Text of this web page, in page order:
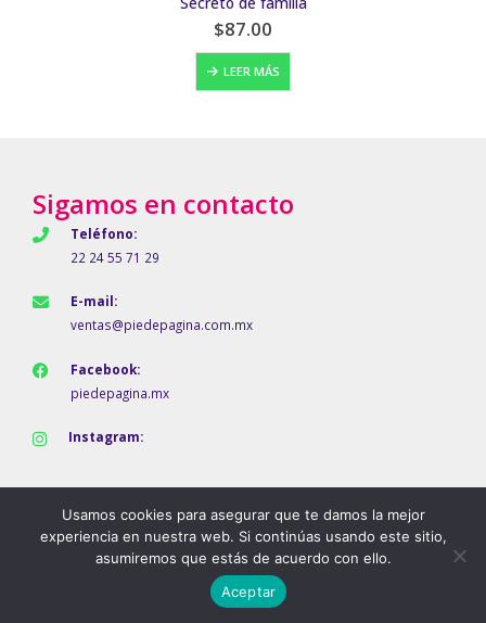
Sigamos en contacto
Teléfono:
22 24 55 71 29
E-mail:
ventas@piedepagina.com.mx
Facebook:
piedepagina.mx
Instagram:
Pie de Página © 2024 | Puesta en línea por
Usamos cookies para asegurar que te damos la mejor
experiencia en nuestra web. Si continúas usando este sitio,
asumiremos que estás de acuerdo con ello.
Aceptar